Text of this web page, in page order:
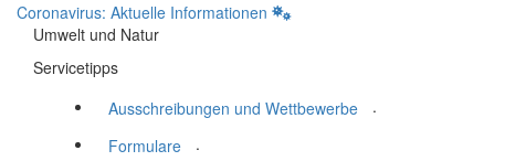
Coronavirus: Aktuelle Informationen
Umwelt und Natur
Servicetipps
Ausschreibungen und Wettbewerbe
.
Formulare
.